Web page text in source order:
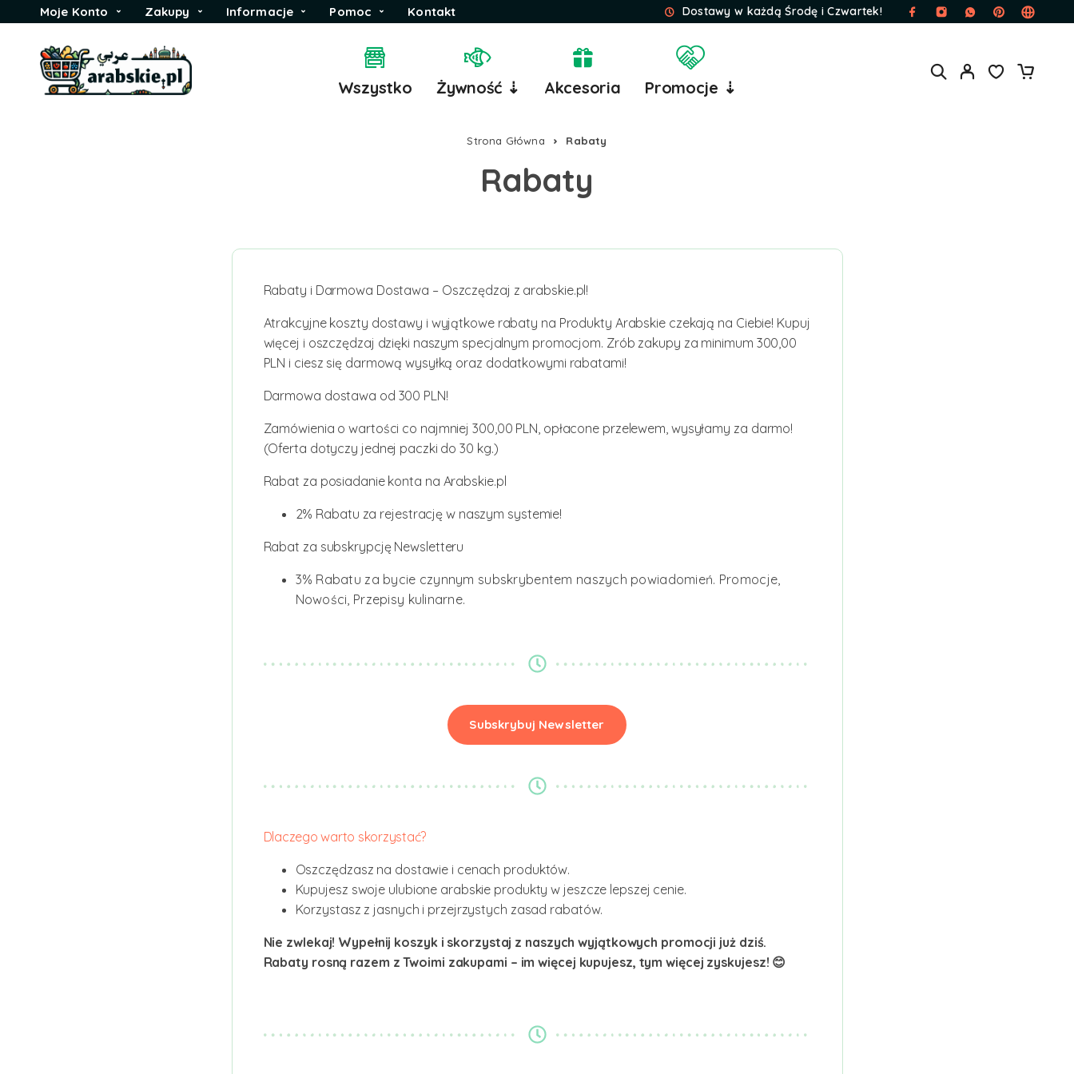
Moje Konto Zakupy Informacje Pomoc Kontakt Dostawy w każdą Środę i Czwartek!
Wszystko Żywność ⇣ Akcesoria Promocje ⇣
Strona Główna Rabaty
Rabaty
Rabaty i Darmowa Dostawa – Oszczędzaj z arabskie.pl!
Atrakcyjne koszty dostawy i wyjątkowe rabaty na Produkty Arabskie czekają na Ciebie! Kupuj
więcej i oszczędzaj dzięki naszym specjalnym promocjom. Zrób zakupy za minimum 300,00
PLN i ciesz się darmową wysyłką oraz dodatkowymi rabatami!
Darmowa dostawa od 300 PLN!
Zamówienia o wartości co najmniej 300,00 PLN, opłacone przelewem, wysyłamy za darmo!
(Oferta dotyczy jednej paczki do 30 kg.)
Rabat za posiadanie konta na Arabskie.pl
2% Rabatu za rejestrację w naszym systemie!
Rabat za subskrypcję Newsletteru
3% Rabatu za bycie czynnym subskrybentem naszych powiadomień. Promocje,
Nowości, Przepisy kulinarne.
Subskrybuj Newsletter
Dlaczego warto skorzystać?
Oszczędzasz na dostawie i cenach produktów.
Kupujesz swoje ulubione arabskie produkty w jeszcze lepszej cenie.
Korzystasz z jasnych i przejrzystych zasad rabatów.
Nie zwlekaj! Wypełnij koszyk i skorzystaj z naszych wyjątkowych promocji już dziś.
Rabaty rosną razem z Twoimi zakupami – im więcej kupujesz, tym więcej zyskujesz! 😊